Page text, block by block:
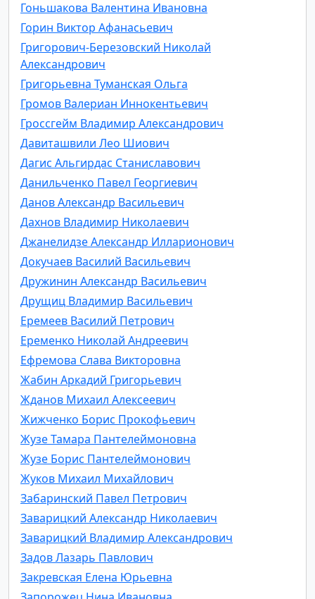
Гоньшакова Валентина Ивановна
Горин Виктор Афанасьевич
Григорович-Березовский Николай
Александрович
Григорьевна Туманская Ольга
Громов Валериан Иннокентьевич
Гроссгейм Владимир Александрович
Давиташвили Лео Шиович
Дагис Альгирдас Станиславович
Данильченко Павел Георгиевич
Данов Александр Васильевич
Дахнов Владимир Николаевич
Джанелидзе Александр Илларионович
Докучаев Василий Васильевич
Дружинин Александр Васильевич
Друщиц Владимир Васильевич
Еремеев Василий Петрович
Еременко Николай Андреевич
Ефремова Слава Викторовна
Жабин Аркадий Григорьевич
Жданов Михаил Алексеевич
Жижченко Борис Прокофьевич
Жузе Тамара Пантелеймоновна
Жузе Борис Пантелеймонович
Жуков Михаил Михайлович
Забаринский Павел Петрович
Заварицкий Александр Николаевич
Заварицкий Владимир Александрович
Задов Лазарь Павлович
Закревская Елена Юрьевна